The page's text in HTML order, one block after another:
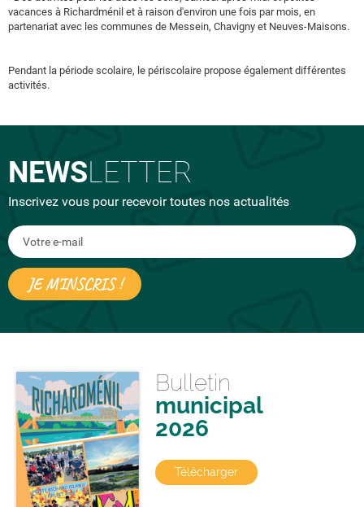
vacances à Richardménil et à raison d'environ une fois par mois, en
partenariat avec les communes de Messein, Chavigny et Neuves-Maisons.
Pendant la période scolaire, le périscolaire propose également différentes
activités.
NEWSLETTER
Inscrivez vous pour recevoir toutes nos actualités
Bulletin
municipal
2026
Télécharger